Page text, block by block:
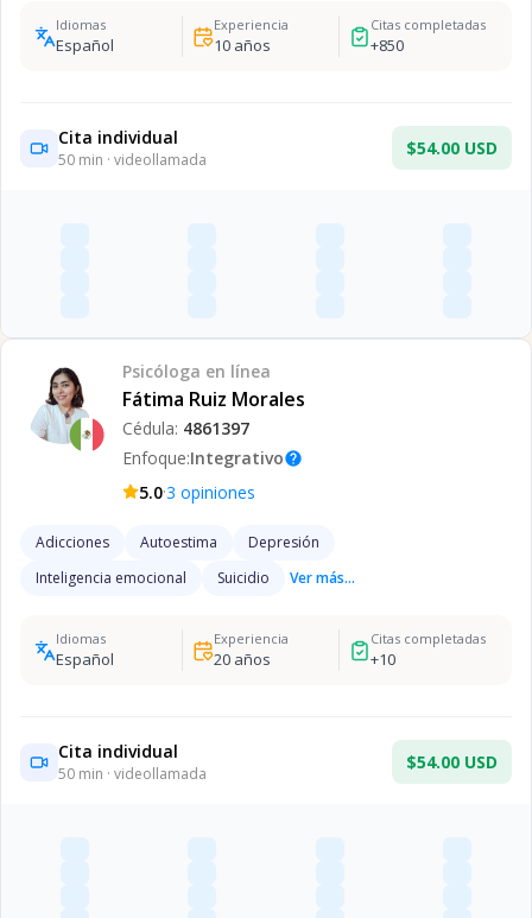
Idiomas
Español
Experiencia
10años
Citas completadas
+850
Cita individual
50 min · videollamada
$54.00 USD
Psicóloga en línea
Fátima Ruiz Morales
Cédula: 4861397
Enfoque:Integrativohelp
5.0·3 opiniones
Adicciones Autoestima
Depresión
Inteligencia emocional
Suicidio Ver más...
Idiomas
Español
Experiencia
20años
Citas completadas
+10
Cita individual
50 min · videollamada
$54.00 USD